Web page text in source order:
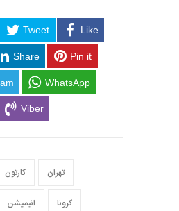
Tweet Like
Share Pin it
WhatsApp
Viber
کارتون تهران
انیمیشن کرونا